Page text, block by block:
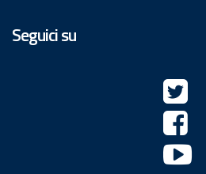
Seguici su